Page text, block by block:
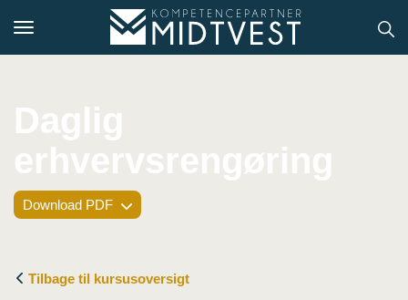
Hvem er vi?
Kontakt konsulent
ONLINE
Daglig
erhvervsrengøring
Download PDF
Tilbage til kursusoversigt